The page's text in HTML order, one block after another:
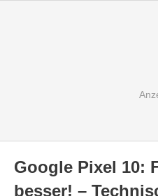
Google Pixel 10:
besser! –